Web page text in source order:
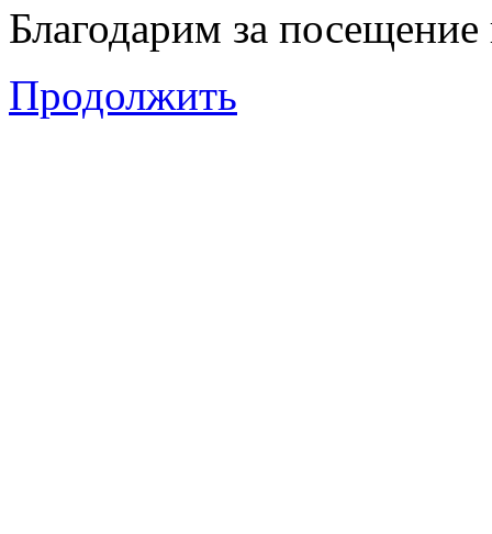
Благодарим за
Продолжить